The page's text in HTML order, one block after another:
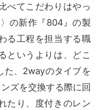
べてこだわりはやっ
の新作『804』の製
る工程を担当する職
というよりは、どこ
た、2wayのタイプを
ズを交換する際に回
たり、度付きのレン